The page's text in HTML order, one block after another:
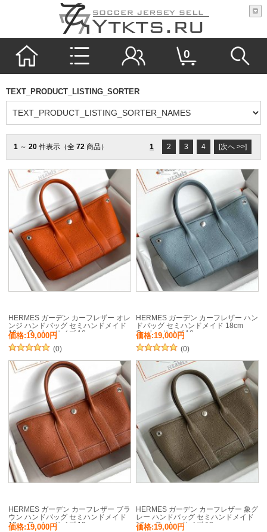
0
TEXT_PRODUCT_LISTING_SORTER
1 ～ 20 件表示（全 72 商品） 1 2 3 4 [次へ >>]
HERMES ガーデン カーフレザー オレ
ンジ ハンドバッグ セミハンドメイド
18cm Garden サイズ:18cm
価格:19,000円
(0)
HERMES ガーデン カーフレザー ハン
ドバッグ セミハンドメイド 18cm
Garden サイズ:18cm
価格:19,000円
(0)
HERMES ガーデン カーフレザー ブラ
ウン ハンドバッグ セミハンドメイド
18cm Garden サイズ:18cm
価格:19,000円
HERMES ガーデン カーフレザー 象グ
レー ハンドバッグ セミハンドメイド
18cm Garden サイズ:18cm
価格:19,000円